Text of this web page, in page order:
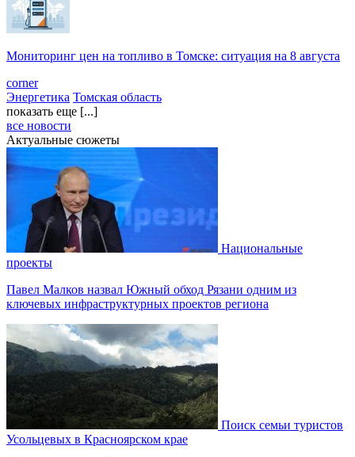
Мониторинг цен на топливо в Томске: ситуация на 8 августа
corner
Энергетика Томская область
показать еще [...]
все новости
Актуальные сюжеты
Национальные
проекты
Павел Малков назвал Южный обход Рязани одним из
ключевых инфраструктурных проектов региона
Поиск семьи туристов
Усольцевых в Красноярском крае